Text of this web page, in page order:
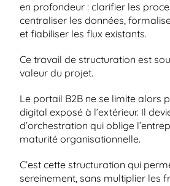
en profondeur : clarifier les
centraliser les données,
et fiabiliser les flux existants.
Ce travail de structuration est
valeur du projet.
Le portail B2B ne se limite alors
digital exposé à l’extérieur. Il
d’orchestration qui oblige
maturité organisationnelle.
C’est cette structuration qui
sereinement, sans multiplier les